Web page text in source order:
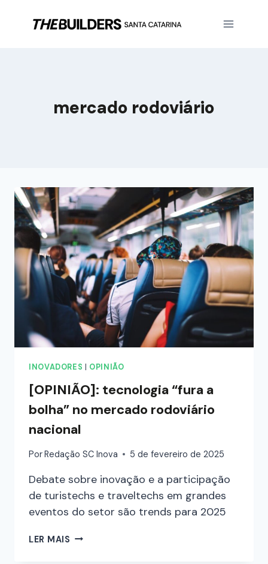
mercado rodoviário
INOVADORES OPINIÃO
[OPINIÃO]: tecnologia “fura a
bolha” no mercado rodoviário
nacional
PorRedação SC Inova 5 de fevereiro de 2025
Debate sobre inovação e a participação
de turistechs e traveltechs em grandes
eventos do setor são trends para 2025
LER MAIS